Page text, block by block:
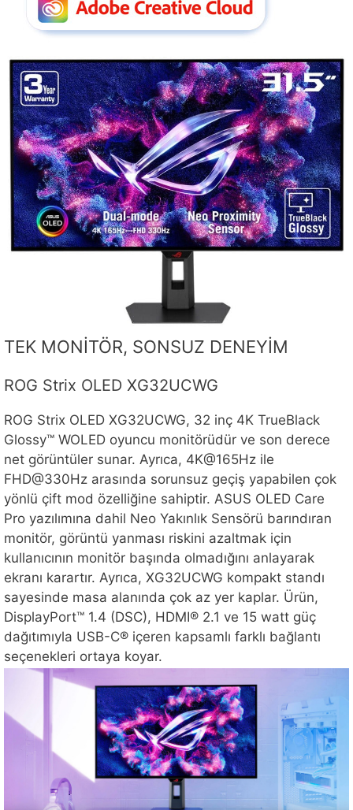
TEK MONİTÖR, SONSUZ DENEYİM
ROG Strix OLED XG32UCWG
ROG Strix OLED XG32UCWG, 32 inç 4K TrueBlack
Glossy™ WOLED oyuncu monitörüdür ve son derece
net görüntüler sunar. Ayrıca, 4K@165Hz ile
FHD@330Hz arasında sorunsuz geçiş yapabilen çok
yönlü çift mod özelliğine sahiptir. ASUS OLED Care
Pro yazılımına dahil Neo Yakınlık Sensörü barındıran
monitör, görüntü yanması riskini azaltmak için
kullanıcının monitör başında olmadığını anlayarak
ekranı karartır. Ayrıca, XG32UCWG kompakt standı
sayesinde masa alanında çok az yer kaplar. Ürün,
DisplayPort™ 1.4 (DSC), HDMI® 2.1 ve 15 watt güç
dağıtımıyla USB-C® içeren kapsamlı farklı bağlantı
seçenekleri ortaya koyar.